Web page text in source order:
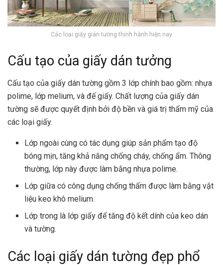
Các loại giấy gián tường thịnh hành hiện nay
Cấu tạo của giấy dán tưởng
Cấu tạo của giấy dán tường gồm 3 lớp chính bao gồm: nhựa
polime, lớp melium, và đế giấy. Chất lượng của giấy dán
tường sẽ được quyết định bởi độ bền và giá trị thẩm mỹ của
các loại giấy.
Lớp ngoài cùng có tác dụng giúp sản phẩm tạo độ
bóng mịn, tăng khả năng chống cháy, chống ẩm. Thông
thường, lớp này được làm bằng nhựa polime.
Lớp giữa có công dụng chống thấm được làm bằng vật
liệu keo khô melium.
Lớp trong là lớp giấy để tăng độ kết dính của keo dán
và tường.
Các loại giấy dán tường đẹp phổ